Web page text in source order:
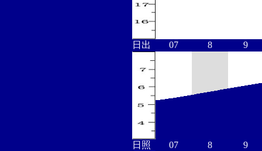
日出 07 8 9
日照 07 8 9